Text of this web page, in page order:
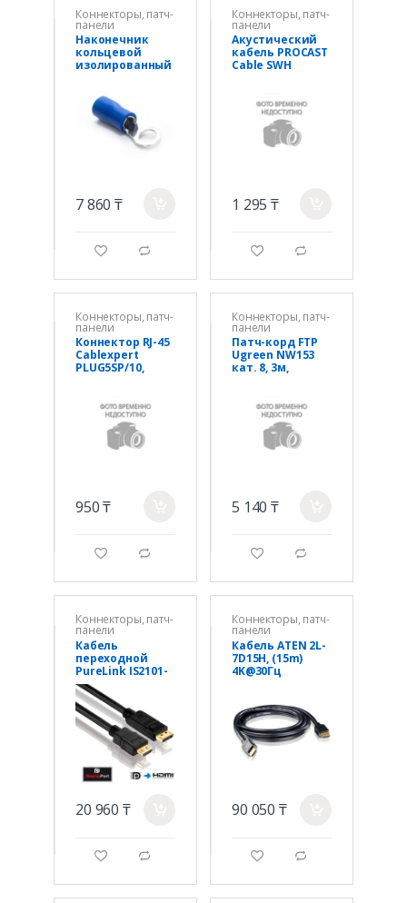
Коннекторы, патч-
панели
Наконечник
кольцевой
изолированный
упаковке)
7 860 ₸
g d
Коннекторы, патч-
панели
Акустический
кабель PROCAST
Cable SWH
1 295 ₸
g d
Коннекторы, патч-
панели
Коннектор RJ-45
Cablexpert
PLUG5SP/10,
экранированны
950 ₸
g d
Коннекторы, патч-
панели
Патч-корд FTP
Ugreen NW153
кат. 8, 3м,
5 140 ₸
g d
Коннекторы, патч-
панели
Кабель
переходной
PureLink IS2101-
015 Premium
Active 4K mini
DisplayPort /
HDMI Cable –
1.50m, Black
20 960 ₸
g d
Коннекторы, патч-
панели
Кабель ATEN 2L-
7D15H, (15m)
4K@30Гц
90 050 ₸
g d